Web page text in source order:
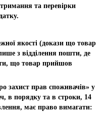
та перевірки
якості (докази що товар
з відділення пошти, де
що товар прийшов
захист прав споживачів» у
в порядку та в строки, 14
має право вимагати: